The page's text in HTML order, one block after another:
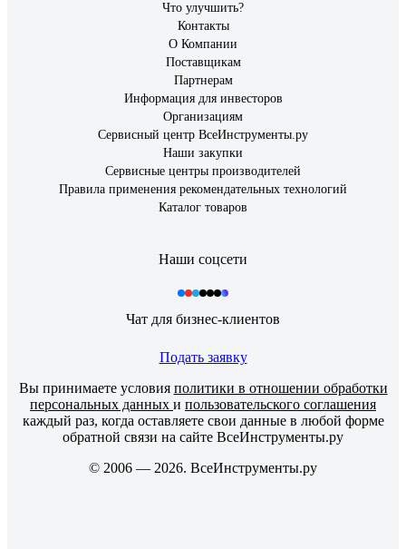
Что улучшить?
Контакты
О Компании
Поставщикам
Партнерам
Информация для инвесторов
Организациям
Сервисный центр ВсеИнструменты.ру
Наши закупки
Сервисные центры производителей
Правила применения рекомендательных технологий
Каталог товаров
Наши соцсети
Чат для бизнес-клиентов
Подать заявку
Вы принимаете условия политики в отношении обработки
персональных данных и пользовательского соглашения
каждый раз, когда оставляете свои данные в любой форме
обратной связи на сайте ВсеИнструменты.ру
© 2006 — 2026. ВсеИнструменты.ру